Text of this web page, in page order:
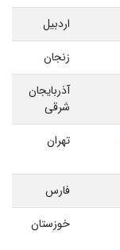
اردبیل
زنجان
آذربایجان
شرقی
تهران
فارس
خوزستان